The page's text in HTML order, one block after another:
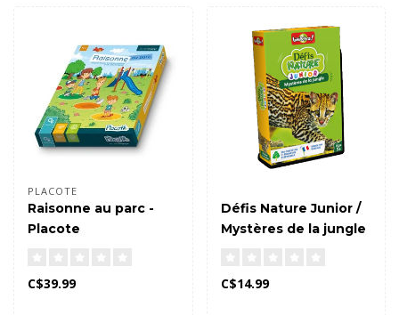
PLACOTE
Raisonne au parc -
Placote
C$39.99
Défis Nature Junior /
Mystères de la jungle
C$14.99